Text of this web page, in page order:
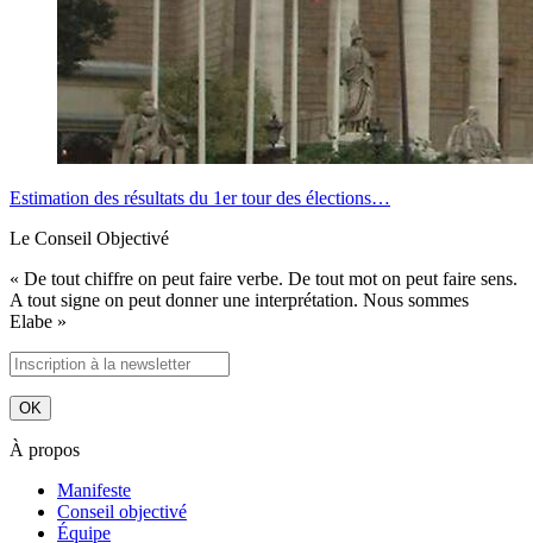
Estimation des résultats du 1er tour des élections…
Le Conseil Objectivé
« De tout chiffre on peut faire verbe. De tout mot on peut faire sens.
A tout signe on peut donner une interprétation. Nous sommes
Elabe »
À propos
Manifeste
Conseil objectivé
Équipe